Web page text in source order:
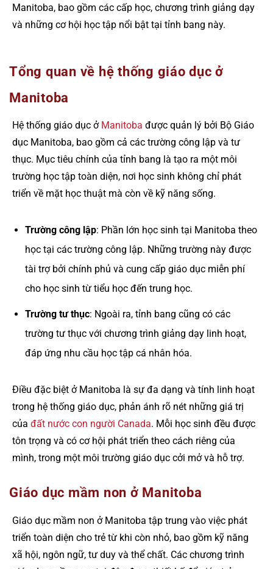
Manitoba, bao gồm các cấp học, chương trình giảng dạy
và những cơ hội học tập nổi bật tại tỉnh bang này.
Tổng quan về hệ thống giáo dục ở
Manitoba
Hệ thống giáo dục ở Manitoba được quản lý bởi Bộ Giáo
dục Manitoba, bao gồm cả các trường công lập và tư
thục. Mục tiêu chính của tỉnh bang là tạo ra một môi
trường học tập toàn diện, nơi học sinh không chỉ phát
triển về mặt học thuật mà còn về kỹ năng sống.
Trường công lập: Phần lớn học sinh tại Manitoba theo
học tại các trường công lập. Những trường này được
tài trợ bởi chính phủ và cung cấp giáo dục miễn phí
cho học sinh từ tiểu học đến trung học.
Trường tư thục: Ngoài ra, tỉnh bang cũng có các
trường tư thục với chương trình giảng dạy linh hoạt,
đáp ứng nhu cầu học tập cá nhân hóa.
Điều đặc biệt ở Manitoba là sự đa dạng và tính linh hoạt
trong hệ thống giáo dục, phản ánh rõ nét những giá trị
của đất nước con người Canada. Mỗi học sinh đều được
tôn trọng và có cơ hội phát triển theo cách riêng của
mình, trong một môi trường giáo dục cởi mở và hỗ trợ.
Giáo dục mầm non ở Manitoba
Giáo dục mầm non ở Manitoba tập trung vào việc phát
triển toàn diện cho trẻ từ khi còn nhỏ, bao gồm kỹ năng
xã hội, ngôn ngữ, tư duy và thể chất. Các chương trình